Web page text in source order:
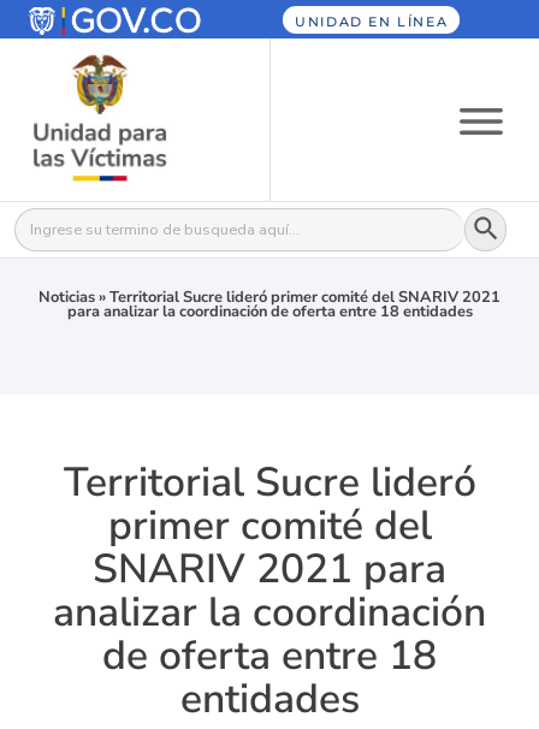
UNIDAD EN LÍNEA
Buscar: Botón
Noticias»Territorial Sucre lideró primer comité del SNARIV 2021
para analizar la coordinación de oferta entre 18 entidades
Territorial Sucre lideró
primer comité del
SNARIV 2021 para
analizar la coordinación
de oferta entre 18
entidades